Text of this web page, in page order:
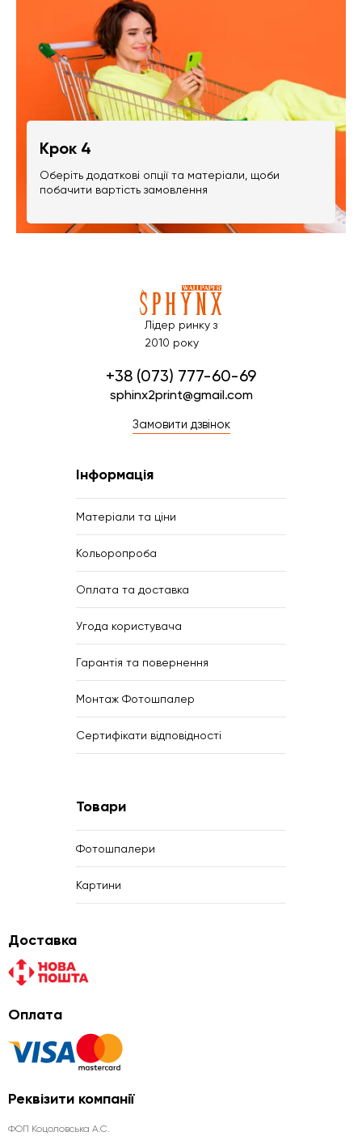
Крок 4
Оберіть додаткові опції та матеріали, щоби
побачити вартість замовлення
Лідер ринку з
2010 року
+38 (073) 777-60-69
sphinx2print@gmail.com
Замовити дзвінок
Інформація
Матеріали та ціни
Кольоропроба
Оплата та доставка
Угода користувача
Гарантія та повернення
Монтаж Фотошпалер
Сертифікати відповідності
Товари
Фотошпалери
Картини
Доставка
Оплата
Реквізити компанії
ФОП Коцоловська А.С.